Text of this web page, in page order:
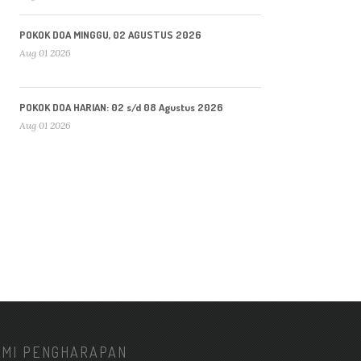
POKOK DOA MINGGU, 02 AGUSTUS 2026
Aug 01 2026
POKOK DOA HARIAN: 02 s/d 08 Agustus 2026
Aug 01 2026
PENGHARAPAN